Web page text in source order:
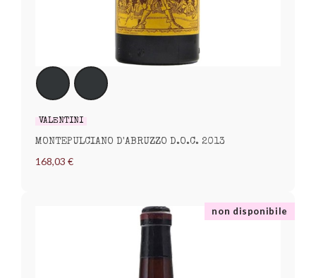
VALENTINI
MONTEPULCIANO D'ABRUZZO D.O.C. 2013
168,03 €
non disponibile